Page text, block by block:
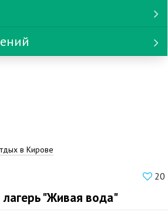
в Кирове
20
лагерь "Живая вода"